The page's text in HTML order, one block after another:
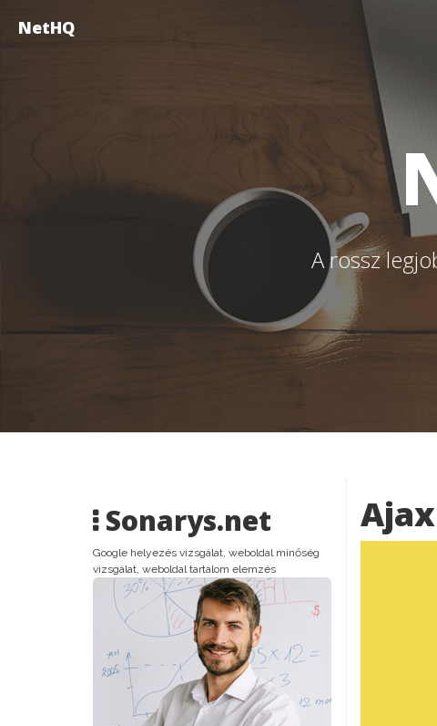
NetHQ
A rossz
Sonarys.net
Google helyezés vizsgálat, weboldal minőség
vizsgálat, weboldal tartalom elemzés